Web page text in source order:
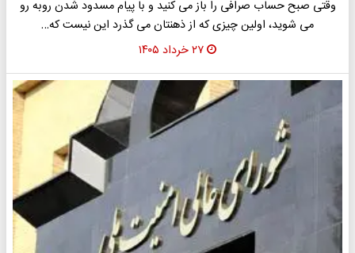
وقتی صبح حساب صرافی را باز می کنید و با پیام مسدود شدن روبه رو
می شوید، اولین چیزی که از ذهنتان می گذرد این نیست که…
۲۷ خرداد ۱۴۰۵